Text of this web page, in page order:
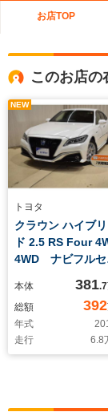
お店TOP
このお店の
NEW
トヨタ
クラウン ハイブ
ド 2.5 RS Four
4WD ナビフルセ
ー ETC ブライ
モニター
本体 381.7
総額
392
年式
走行
6.8